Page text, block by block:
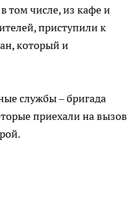
том числе, из кафе и
приступили к
который и
службы – бригада
приехали на вызов